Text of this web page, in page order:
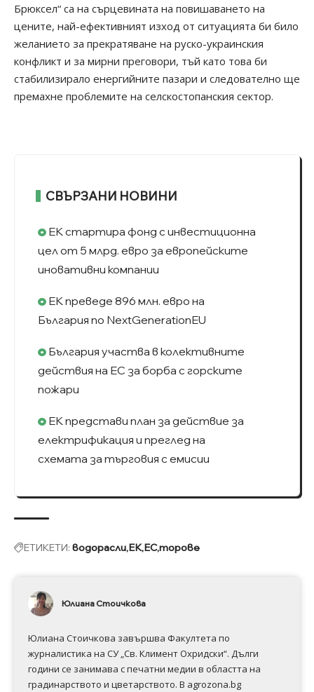
Брюксел“ са на сърцевината на повишаването на
цените, най-ефективният изход от ситуацията би било
желанието за прекратяване на руско-украинския
конфликт и за мирни преговори, тъй като това би
стабилизирало енергийните пазари и следователно ще
премахне проблемите на селскостопанския сектор.
СВЪРЗАНИ НОВИНИ
ЕК стартира фонд с инвестиционна
цел от 5 млрд. евро за европейските
иновативни компании
ЕК преведе 896 млн. евро на
България по NextGenerationEU
България участва в колективните
действия на ЕС за борба с горските
пожари
ЕК представи план за действие за
електрификация и преглед на
схемата за търговия с емисии
ЕТИКЕТИ: водорасли ЕК ЕСторове
Юлиана Стоичкова
Юлиана Стоичкова завършва Факултета по
журналистика на СУ „Св. Климент Охридски“. Дълги
години се занимава с печатни медии в областта на
градинарството и цветарството. В agrozona.bg